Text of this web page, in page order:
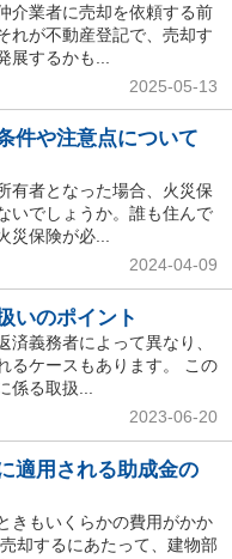
介業者に売却を依頼する前
れが不動産登記で、売却す
展するかも...
2025-05-13
件や注意点について
有者となった場合、火災保
いでしょうか。誰も住んで
災保険が必...
2024-04-09
いのポイント
義務者によって異なり、
るケースもあります。 この
係る取扱...
2023-06-20
適用される助成金の
きもいくらかの費用がかか
却するにあたって、建物部